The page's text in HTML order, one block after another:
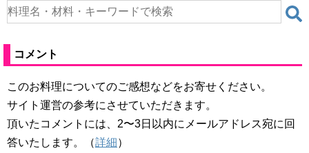
コメント
このお料理についてのご感想などをお寄せください。
サイト運営の参考にさせていただきます。
頂いたコメントには、2〜3日以内にメールアドレス宛に回
答いたします。（詳細）